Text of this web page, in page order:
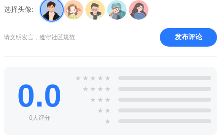
女巫：拥有解药和毒药，需谨慎使用技能，避免误毒好人;
猎人：被淘汰时可开枪带走1名玩家，需确认目标身份后再发
狼人阵营：每晚集体商议击杀1名玩家，白天需伪装成好人发
言，混淆视听，误导投票，可假装神职或村民身份，扰乱好人判
选择头像:
请文明发言，遵守社区规范 发布评论
0.0
0人评分
★ ★ ★ ★ ★
★ ★ ★ ★
★ ★ ★
★ ★
★